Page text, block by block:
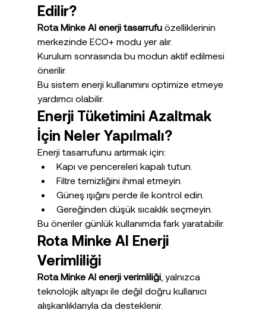
Edilir?
Rota Minke AI enerji tasarrufu özelliklerinin
merkezinde ECO+ modu yer alır.
Kurulum sonrasında bu modun aktif edilmesi
önerilir.
Bu sistem enerji kullanımını optimize etmeye
yardımcı olabilir.
Enerji Tüketimini Azaltmak
İçin Neler Yapılmalı?
Enerji tasarrufunu artırmak için:
Kapı ve pencereleri kapalı tutun.
Filtre temizliğini ihmal etmeyin.
Güneş ışığını perde ile kontrol edin.
Gereğinden düşük sıcaklık seçmeyin.
Bu öneriler günlük kullanımda fark yaratabilir.
Rota Minke AI Enerji
Verimliliği
Rota Minke AI enerji verimliliği, yalnızca
teknolojik altyapı ile değil doğru kullanıcı
alışkanlıklarıyla da desteklenir.